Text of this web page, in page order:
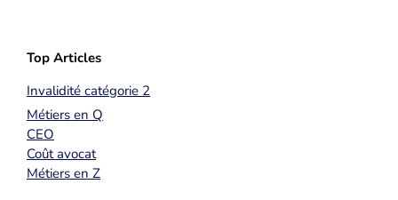
Top Articles
Invalidité catégorie 2
Métiers en Q
CEO
Coût avocat
Métiers en Z